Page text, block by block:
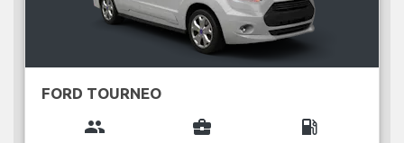
FORD TOURNEO
group business_center local_gas_station